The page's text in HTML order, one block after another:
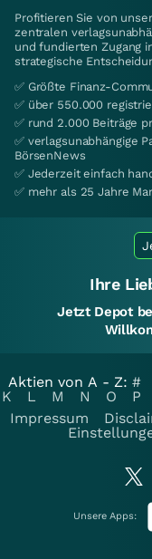
Profitieren Sie von
zentralen
und fundierten Zugang
strategische
✅ Größte Finanz-
✅ über 550.000
✅ rund 2.000 Beiträge
✅ verlagsunabhängige
BörsenNews
✅ Jederzeit einfach
✅ mehr als 25 Jahre
Ihre
Jetzt Depot
Aktien von A - Z: #
K
L M N O P
Impressum
Unsere Apps: